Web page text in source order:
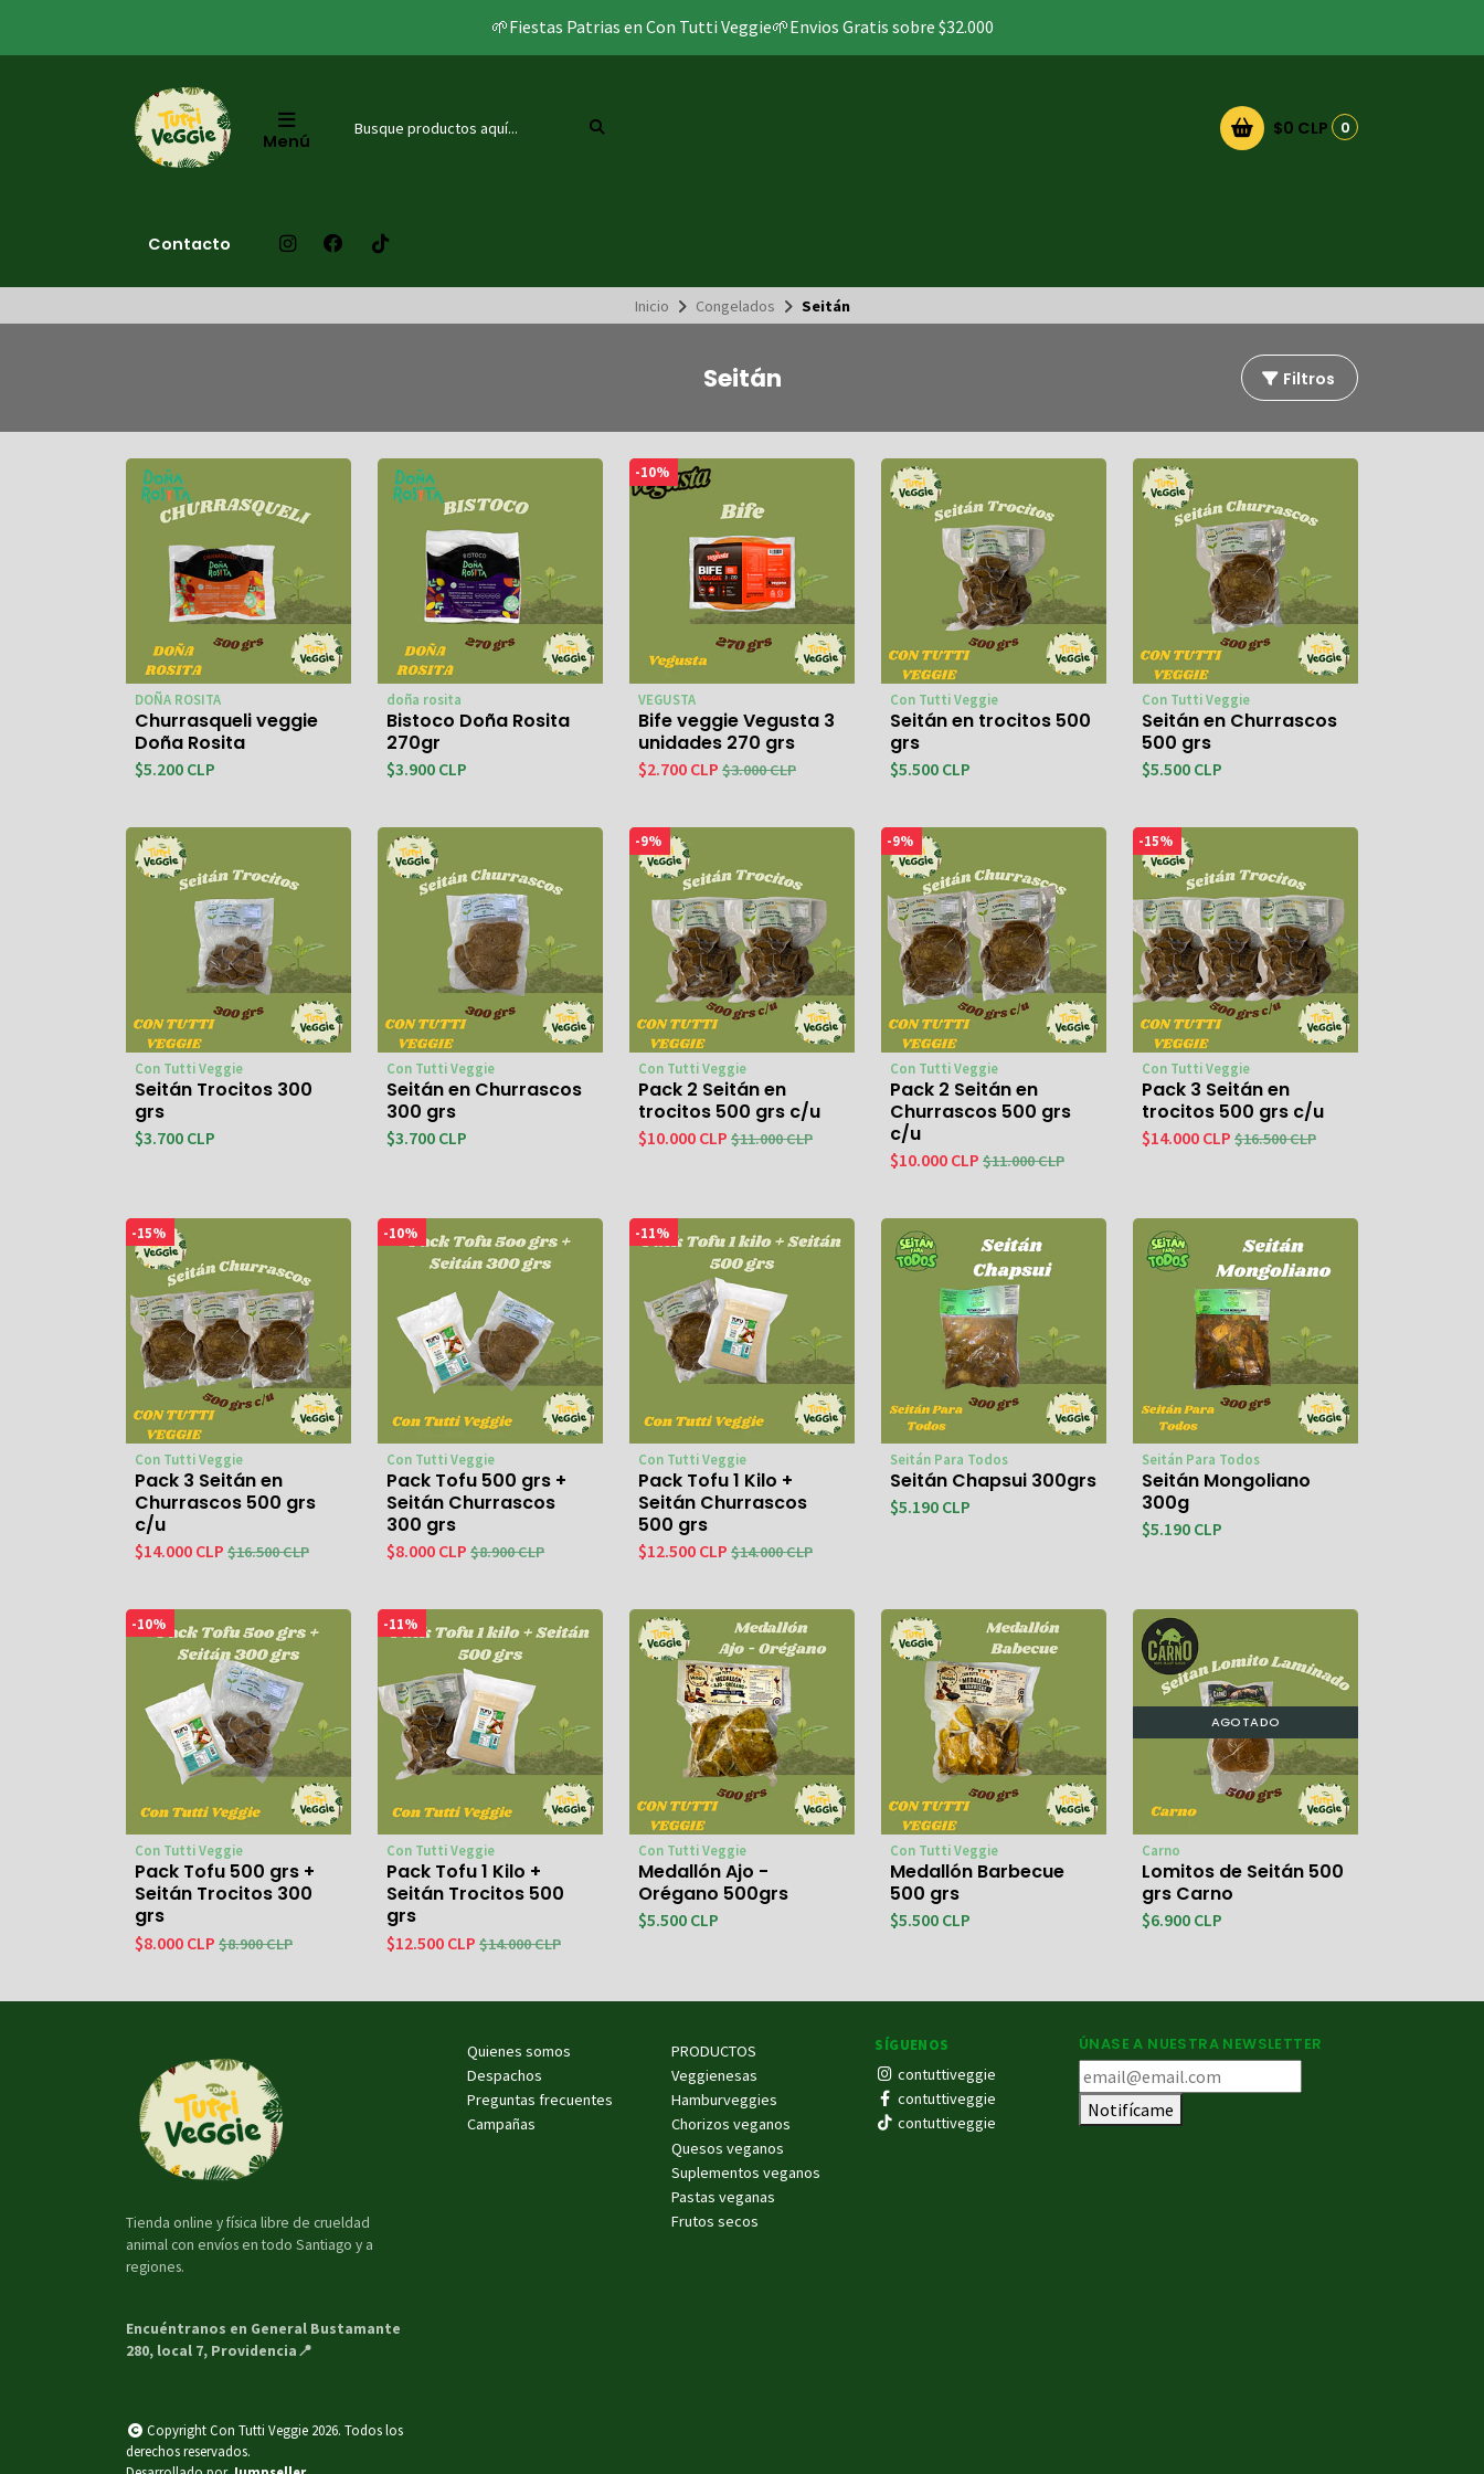
🌱Fiestas Patrias en Con Tutti Veggie🌱Envios Gratis sobre $32.000
Menú
$0 CLP 0
Contacto
Inicio Congelados Seitán
Seitán Filtros
DOÑA ROSITA
Churrasqueli veggie
Doña Rosita
$5.200 CLP
doña rosita
Bistoco Doña Rosita
270gr
$3.900 CLP
-10%
VEGUSTA
Bife veggie Vegusta 3
unidades 270 grs
$2.700 CLP $3.000 CLP
Con Tutti Veggie
Seitán en trocitos 500
grs
$5.500 CLP
Con Tutti Veggie
Seitán en Churrascos
500 grs
$5.500 CLP
Con Tutti Veggie
Seitán Trocitos 300
grs
$3.700 CLP
Con Tutti Veggie
Seitán en Churrascos
300 grs
$3.700 CLP
-9%
Con Tutti Veggie
Pack 2 Seitán en
trocitos 500 grs c/u
$10.000 CLP $11.000 CLP
-9%
Con Tutti Veggie
Pack 2 Seitán en
Churrascos 500 grs
c/u
$10.000 CLP $11.000 CLP
-15%
Con Tutti Veggie
Pack 3 Seitán en
trocitos 500 grs c/u
$14.000 CLP $16.500 CLP
-15%
Con Tutti Veggie
Pack 3 Seitán en
Churrascos 500 grs
c/u
$14.000 CLP $16.500 CLP
-10%
Con Tutti Veggie
Pack Tofu 500 grs +
Seitán Churrascos
300 grs
$8.000 CLP $8.900 CLP
-11%
Con Tutti Veggie
Pack Tofu 1 Kilo +
Seitán Churrascos
500 grs
$12.500 CLP $14.000 CLP
Seitán Para Todos
Seitán Chapsui 300grs
$5.190 CLP
Seitán Para Todos
Seitán Mongoliano
300g
$5.190 CLP
-10%
Con Tutti Veggie
Pack Tofu 500 grs +
Seitán Trocitos 300
grs
$8.000 CLP $8.900 CLP
-11%
Con Tutti Veggie
Pack Tofu 1 Kilo +
Seitán Trocitos 500
grs
$12.500 CLP $14.000 CLP
Con Tutti Veggie
Medallón Ajo -
Orégano 500grs
$5.500 CLP
Con Tutti Veggie
Medallón Barbecue
500 grs
$5.500 CLP
AGOTADO
Carno
Lomitos de Seitán 500
grs Carno
$6.900 CLP
Tienda online y física libre de crueldad
animal con envíos en todo Santiago y a
regiones.
Encuéntranos en General Bustamante
280, local 7, Providencia📍
Copyright Con Tutti Veggie 2026. Todos los
derechos reservados.
Quienes somos
Despachos
Preguntas frecuentes
Campañas
PRODUCTOS
Veggienesas
Hamburveggies
Chorizos veganos
Quesos veganos
Suplementos veganos
Pastas veganas
Frutos secos
SÍGUENOS
contuttiveggie
contuttiveggie
contuttiveggie
ÚNASE A NUESTRA NEWSLETTER
Notifícame